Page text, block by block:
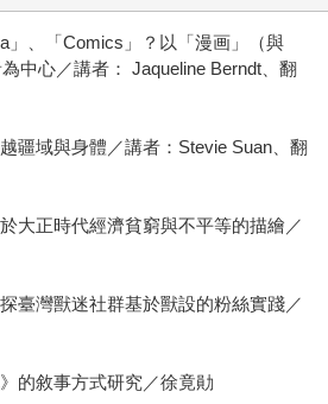
」、「Comics」？以「漫画」（與
中心／講者： Jaqueline Berndt、翻
疆域與身體／講者：Stevie Suan、翻
大正時代經濟貧窮與不平等的描繪／
臺灣獸迷社群基於獸設的粉絲實踐／
的敘事方式研究／徐竟勛